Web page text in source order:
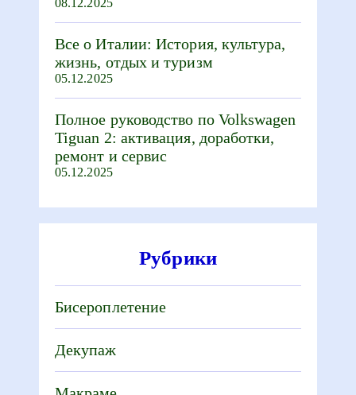
Все о Италии: История, культура,
жизнь, отдых и туризм
05.12.2025
Полное руководство по Volkswagen
Tiguan 2: активация, доработки,
ремонт и сервис
05.12.2025
Рубрики
Бисероплетение
Декупаж